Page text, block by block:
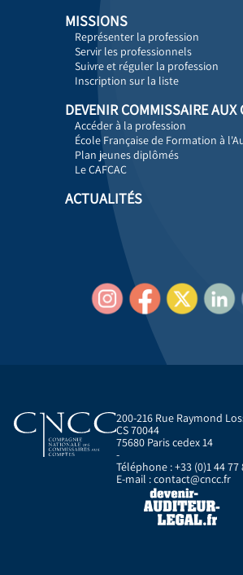
MISSIONS
Représenter la profession
Servir les professionnels
Suivre et réguler la profession
Inscription sur la liste
DEVENIR COMMISSAIRE AUX
Accéder à la profession
École Française de Formation à
Plan jeunes diplômés
Le CAFCAC
ACTUALITÉS
200-216 Rue Raymond
CS 70044
75680 Paris cedex 14
-
Téléphone : +33 (0)1 44 77
E-mail :contact@cncc.fr